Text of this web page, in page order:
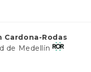
Cardona-Rodas
de Medellín